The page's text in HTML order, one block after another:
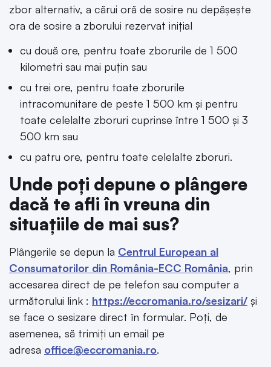
zbor alternativ, a cărui oră de sosire nu depăşeşte
ora de sosire a zborului rezervat iniţial
cu două ore, pentru toate zborurile de 1 500
kilometri sau mai puţin sau
cu trei ore, pentru toate zborurile
intracomunitare de peste 1 500 km şi pentru
toate celelalte zboruri cuprinse între 1 500 şi 3
500 km sau
cu patru ore, pentru toate celelalte zboruri.
Unde poți depune o plângere
dacă te afli în vreuna din
situațiile de mai sus?
Plângerile se depun la Centrul European al
Consumatorilor din România-ECC România, prin
accesarea direct de pe telefon sau computer a
următorului link : https://eccromania.ro/sesizari/și
se face o sesizare direct în formular. Poți, de
asemenea, să trimiți un email pe
adresa office@eccromania.ro.